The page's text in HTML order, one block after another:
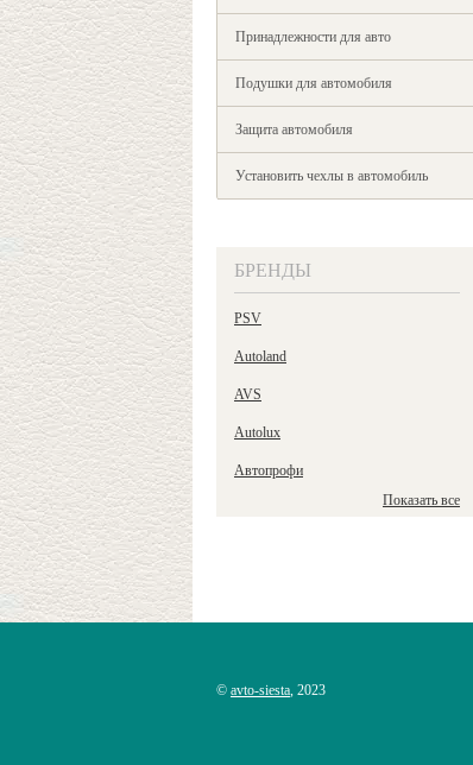
Принадлежности для авто
Подушки для автомобиля
Защита автомобиля
Установить чехлы в автомобиль
БРЕНДЫ
PSV
Autoland
AVS
Autolux
Автопрофи
Показать все
© avto-siesta, 2023